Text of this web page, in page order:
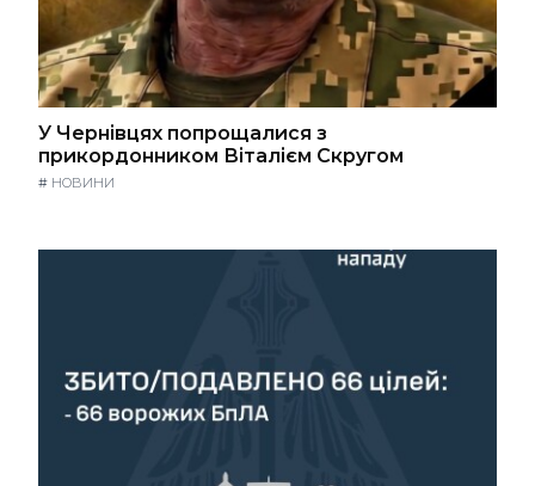
У Чернівцях попрощалися з
прикордонником Віталієм Скругом
# НОВИНИ